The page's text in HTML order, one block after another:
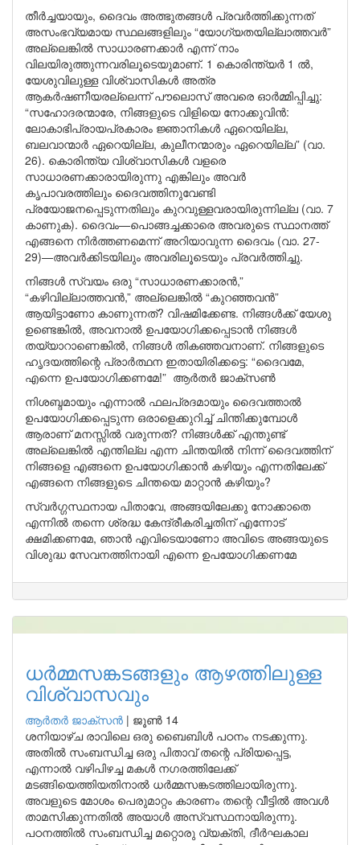
തീർച്ചയായും, ദൈവം അത്ഭുതങ്ങൾ പ്രവർത്തിക്കുന്നത്
അസംഭവ്യമായ സ്ഥലങ്ങളിലും “യോഗ്യതയില്ലാത്തവർ”
അല്ലെങ്കിൽ സാധാരണക്കാർ എന്ന് നാം
വിലയിരുത്തുന്നവരിലൂടെയുമാണ്. 1 കൊരിന്ത്യർ 1 ൽ,
യേശുവിലുള്ള വിശ്വാസികൾ അത്ര
ആകർഷണീയരല്ലെന്ന് പൗലൊസ് അവരെ ഓർമ്മിപ്പിച്ചു:
“സഹോദരന്മാരേ, നിങ്ങളുടെ വിളിയെ നോക്കുവിൻ:
ലോകാഭിപ്രായപ്രകാരം ജ്ഞാനികൾ ഏറെയില്ല,
ബലവാന്മാർ ഏറെയില്ല, കുലീനന്മാരും ഏറെയില്ല” (വാ.
26). കൊരിന്ത്യ വിശ്വാസികൾ വളരെ
സാധാരണക്കാരായിരുന്നു എങ്കിലും അവർ
കൃപാവരത്തിലും ദൈവത്തിനുവേണ്ടി
പ്രയോജനപ്പെടുന്നതിലും കുറവുള്ളവരായിരുന്നില്ല (വാ. 7
കാണുക). ദൈവം—പൊങ്ങച്ചക്കാരെ അവരുടെ സ്ഥാനത്ത്
എങ്ങനെ നിർത്തണമെന്ന് അറിയാവുന്ന ദൈവം (വാ. 27-
29)—അവർക്കിടയിലും അവരിലൂടെയും പ്രവർത്തിച്ചു.
നിങ്ങൾ സ്വയം ഒരു “സാധാരണക്കാരൻ,”
“കഴിവില്ലാത്തവൻ,” അല്ലെങ്കിൽ “കുറഞ്ഞവൻ”
ആയിട്ടാണോ കാണുന്നത്? വിഷമിക്കേണ്ട. നിങ്ങൾക്ക് യേശു
ഉണ്ടെങ്കിൽ, അവനാൽ ഉപയോഗിക്കപ്പെടാൻ നിങ്ങൾ
തയ്യാറാണെങ്കിൽ, നിങ്ങൾ തികഞ്ഞവനാണ്. നിങ്ങളുടെ
ഹൃദയത്തിന്റെ പ്രാർത്ഥന ഇതായിരിക്കട്ടെ: “ദൈവമേ,
എന്നെ ഉപയോഗിക്കണമേ!” ആർതർ ജാക്സൺ
നിശബ്ദമായും എന്നാൽ ഫലപ്രദമായും ദൈവത്താൽ
ഉപയോഗിക്കപ്പെടുന്ന ഒരാളെക്കുറിച്ച് ചിന്തിക്കുമ്പോൾ
ആരാണ് മനസ്സിൽ വരുന്നത്? നിങ്ങൾക്ക് എന്തുണ്ട്
അല്ലെങ്കിൽ എന്തില്ല എന്ന ചിന്തയിൽ നിന്ന് ദൈവത്തിന്
നിങ്ങളെ എങ്ങനെ ഉപയോഗിക്കാൻ കഴിയും എന്നതിലേക്ക്
എങ്ങനെ നിങ്ങളുടെ ചിന്തയെ മാറ്റാൻ കഴിയും?
സ്വർഗ്ഗസ്ഥനായ പിതാവേ, അങ്ങയിലേക്കു നോക്കാതെ
എന്നിൽ തന്നെ ശ്രദ്ധ കേന്ദ്രീകരിച്ചതിന് എന്നോട്
ക്ഷമിക്കണമേ, ഞാൻ എവിടെയാണോ അവിടെ അങ്ങയുടെ
വിശുദ്ധ സേവനത്തിനായി എന്നെ ഉപയോഗിക്കണമേ
ധർമ്മസങ്കടങ്ങളും ആഴത്തിലുള്ള
വിശ്വാസവും
ആർതർ ജാക്സൻ | ജൂൺ 14
ശനിയാഴ്ച രാവിലെ ഒരു ബൈബിൾ പഠനം നടക്കുന്നു.
അതിൽ സംബന്ധിച്ച ഒരു പിതാവ് തന്റെ പ്രിയപ്പെട്ട,
എന്നാൽ വഴിപിഴച്ച മകൾ നഗരത്തിലേക്ക്
മടങ്ങിയെത്തിയതിനാൽ ധർമ്മസങ്കടത്തിലായിരുന്നു.
അവളുടെ മോശം പെരുമാറ്റം കാരണം തന്റെ വീട്ടിൽ അവൾ
താമസിക്കുന്നതിൽ അയാൾ അസ്വസ്ഥനായിരുന്നു.
പഠനത്തിൽ സംബന്ധിച്ച മറ്റൊരു വ്യക്തി, ദീർഘകാല